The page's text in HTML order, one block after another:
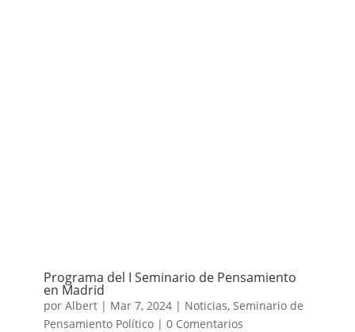
Programa del I Seminario de Pensamiento
en Madrid
por Albert| Mar 7, 2024| Noticias, Seminario de
Pensamiento Político| 0 Comentarios